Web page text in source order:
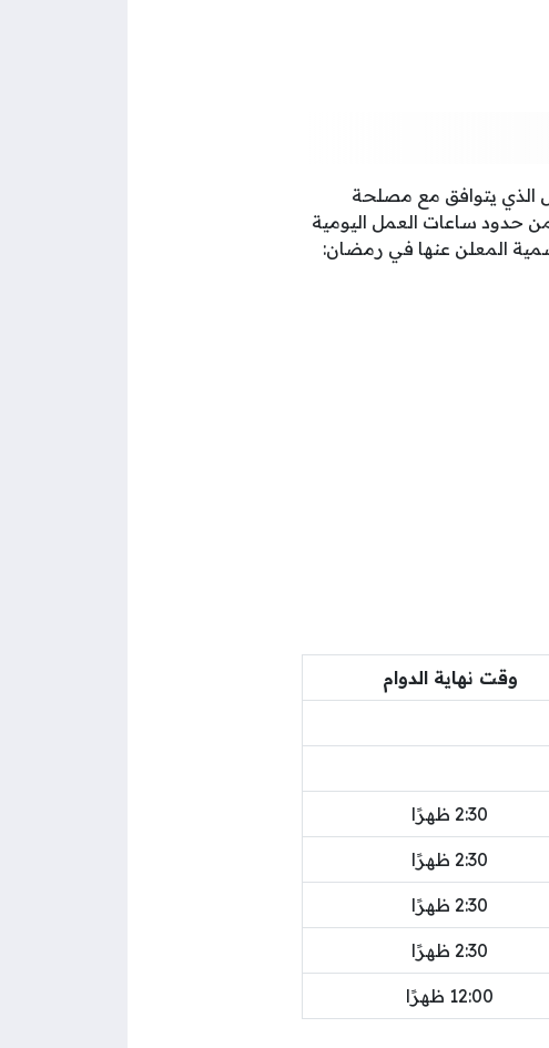
بالشكل الذي يتوافق مع مصلحة
حدود ساعات العمل اليومية
المعلن عنها في رمضان:
وقت نهاية الدوام
2:30 ظهرًا
2:30 ظهرًا
2:30 ظهرًا
2:30 ظهرًا
12:00 ظهرًا